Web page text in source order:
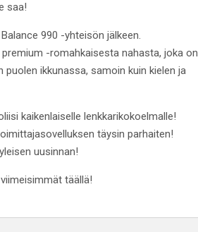
saa!
990 -yhteisön jälkeen.
-romahkaisesta nahasta, joka on
puolen ikkunassa, samoin kuin kielen ja
kaikenlaiselle lenkkarikokoelmalle!
täysin parhaiten!
uusinnan!
täällä!